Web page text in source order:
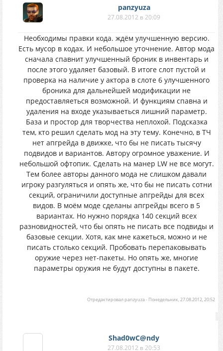
panzyuza
27.08.2012 в 20:09
Необходимы правки кода. ждём улучшенную версию.
Есть мусор в кодах. И небольшое уточнение. Автор мода
сначала спавнит улучшенный броник в инвентарь и
после этого удаляет базовый. В итоге слот пустой и
проверка на наличие у актора в слоте 6 улучшенного
броника для дальнейшей модификации не
предоставляеться возможной. И функциям спавна и
удаления на входе указываеться лишний параметр.
База и простор для творчества неплохой. Подсказка
тем, кто решил сделать мод на эту тему. Конечно, в ТЧ
нет апгрейда в движке, что бы не писать тысячу
подвидов и вариантов. Автору огромное уважение. И
небольшой офтопик. Сделать на манер LW не все могут.
Тем более авторы данного мода не слишком давали
игроку разгуляться и опять же, что бы не писать сотни
секций, ограничили доступные апгрейды для всех
видов. В моём моде сделаны апгрейды всего в 5
вариантах. Но нужно порядка 140 секций всех
разновидностей, что бы опять не писать все подвиды и
базовые секции. Хотя, как мне кажеться, можно и не
писать столько секций. Пробовать перепаковывать
оружие через нет-пакеты. Но опять же, многие
параметры оружия не будут доступны в пакете.
Отредактировал panzyuza- Понедельник, 27.08.2012, 20:52
Shad0wC@ndy
27.08.2012 в 20:53